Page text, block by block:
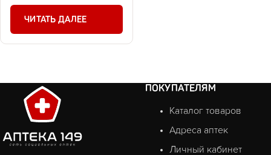
ЧИТАТЬ ДАЛЕЕ
ПОКУПАТЕЛЯМ
Каталог товаров
Адреса аптек
Личный кабинет